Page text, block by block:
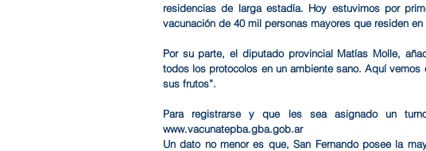
residencias de larga estadía. Hoy estuvimos por
vacunación de 40 mil personas mayores que residen
Por su parte, el diputado provincial Matías Molle,
todos los protocolos en un ambiente sano. Aquí
sus frutos”.
Para registrarse y que les sea asignado un
www.vacunatepba.gba.gob.ar
Un dato no menor es que, San Fernando posee la